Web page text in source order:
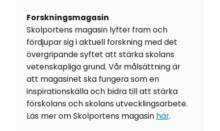
Forskningsmagasin
Skolportens magasin lyfter fram och
fördjupar sig i aktuell forskning med det
övergripande syftet att stärka skolans
vetenskapliga grund. Vår målsättning är
att magasinet ska fungera som en
inspirationskälla och bidra till att stärka
förskolans och skolans utvecklingsarbete.
Läs mer om Skolportens magasin här.